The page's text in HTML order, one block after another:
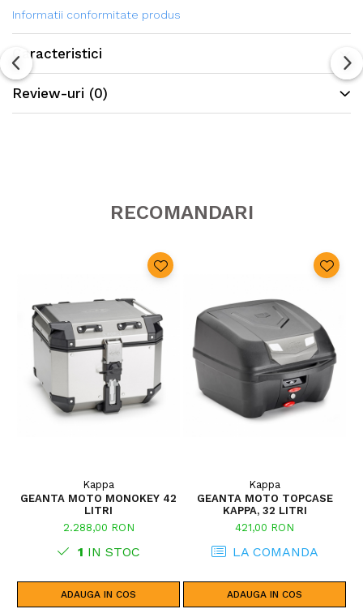
Informatii conformitate produs
Caracteristici
Review-uri (0)
RECOMANDARI
Kappa
GEANTA MOTO MONOKEY 42
LITRI
2.288,00 RON
1 IN STOC
ADAUGA IN COS
Kappa
GEANTA MOTO TOPCASE
KAPPA, 32 LITRI
421,00 RON
LA COMANDA
ADAUGA IN COS